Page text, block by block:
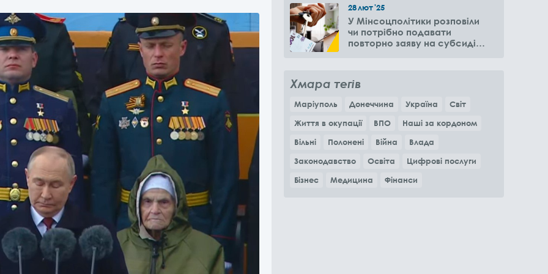
28лют'25
У Мінсоцполітики розповіли
чи потрібно подавати
повторно заяву на субсидію
Хмара тегів
Маріуполь Донеччина Україна
Світ
Життя в окупації
ВПО
Наші за кордоном
Вільні
Полонені Війна
Влада
Законодавство
Освіта
Цифрові послуги
Бізнес
Медицина Фінанси